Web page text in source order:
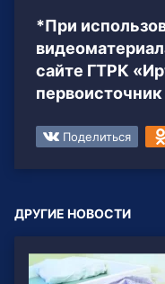
*При
сайте ГТРК
Поделиться
ДРУГИЕ НОВОСТИ